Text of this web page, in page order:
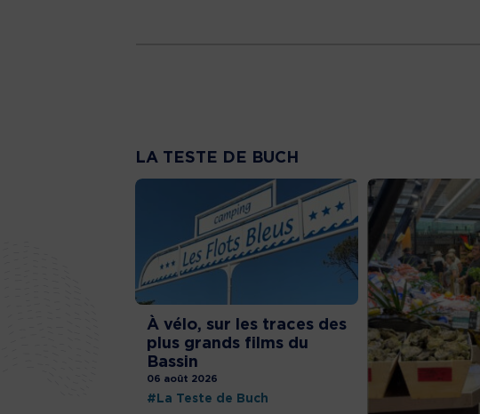
LA TESTE DE BUCH
À vélo, sur les traces des
plus grands films du
Bassin
06 août 2026
#La Teste de Buch